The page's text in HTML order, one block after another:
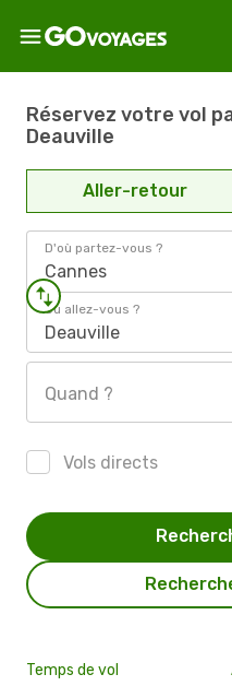
Réservez votre vol
Deauville
Aller-retour
D'où partez-vous ?
Cannes
Où allez-vous ?
Deauville
Quand ?
Vols directs
Temps de vol